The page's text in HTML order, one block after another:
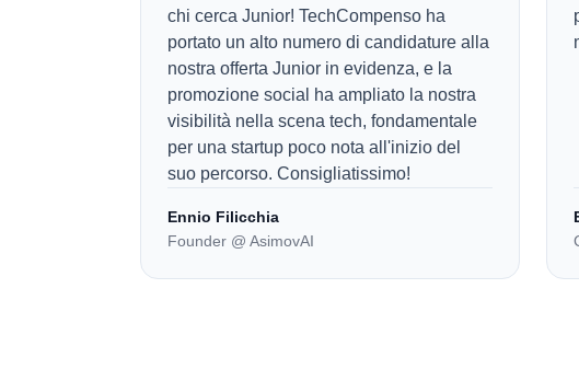
chi cerca Junior! TechCompenso ha
portato un alto numero di candidature alla
nostra offerta Junior in evidenza, e la
promozione social ha ampliato la nostra
visibilità nella scena tech, fondamentale
per una startup poco nota all'inizio del
suo percorso. Consigliatissimo!
Ennio Filicchia
Founder @ AsimovAI